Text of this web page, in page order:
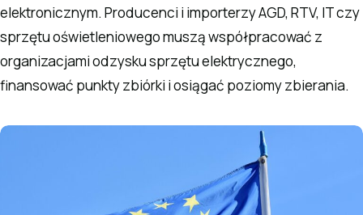
elektronicznym. Producenci i importerzy AGD, RTV, IT czy
sprzętu oświetleniowego muszą współpracować z
organizacjami odzysku sprzętu elektrycznego,
finansować punkty zbiórki i osiągać poziomy zbierania.